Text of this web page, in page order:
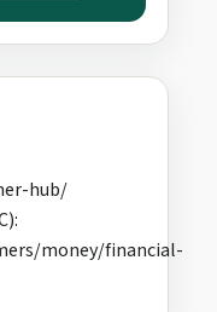
hub/
money/financial-